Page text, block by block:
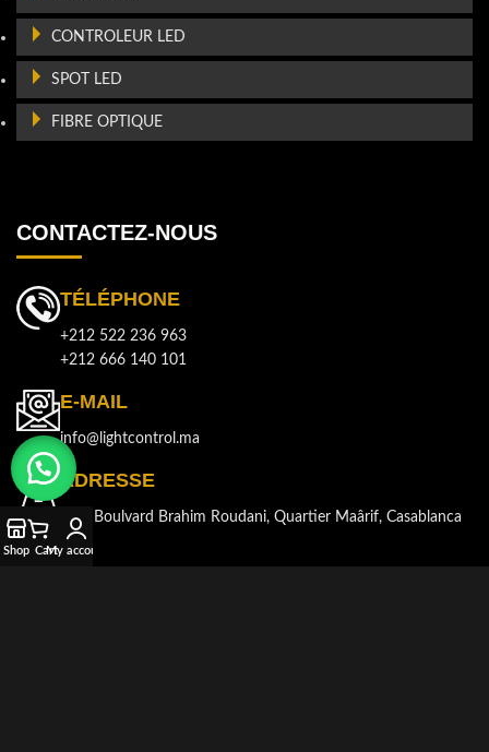
CONTROLEUR LED
SPOT LED
FIBRE OPTIQUE
CONTACTEZ-NOUS
TÉLÉPHONE
+212 522 236 963
+212 666 140 101
E-MAIL
info@lightcontrol.ma
ADRESSE
143, Boulvard Brahim Roudani, Quartier Maârif, Casablanca
Shop CartMy account